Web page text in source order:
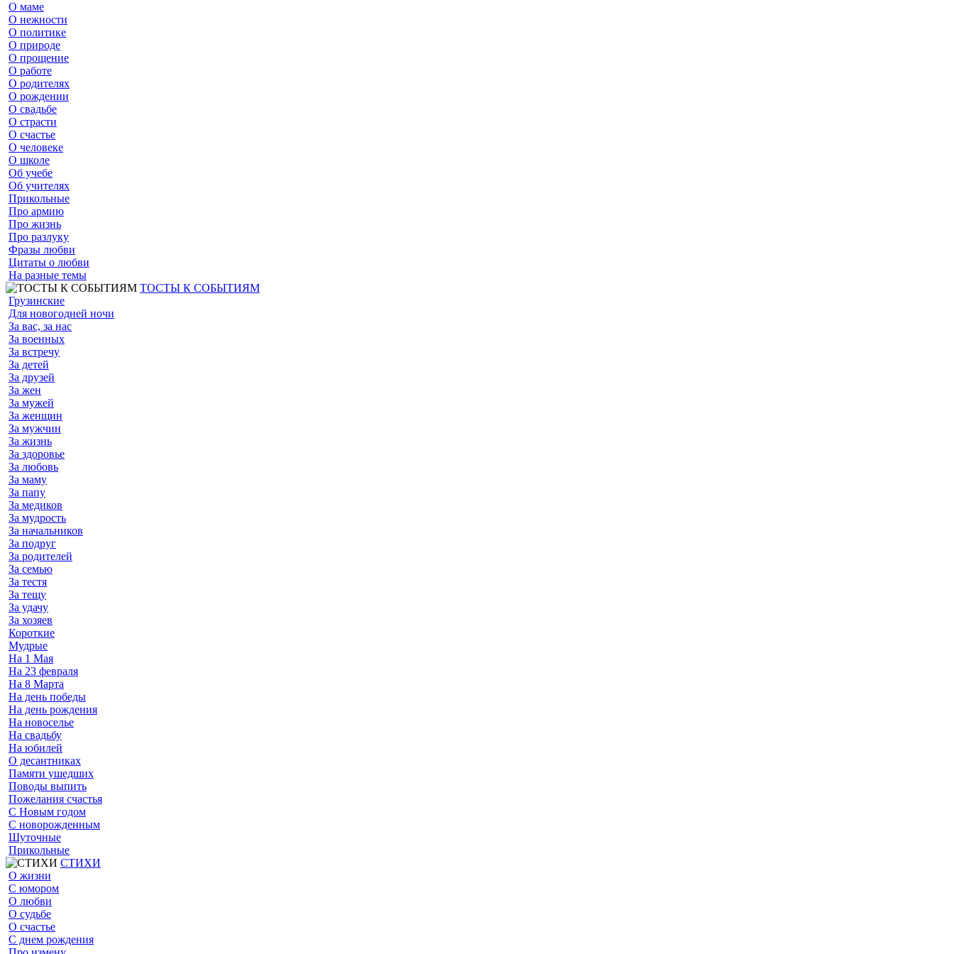
О маме
О нежности
О политике
О природе
О прощение
О работе
О родителях
О рождении
О свадьбе
О страсти
О счастье
О человеке
О школе
Об учебе
Об учителях
Прикольные
Про армию
Про жизнь
Про разлуку
Фразы любви
Цитаты о любви
На разные темы
ТОСТЫ К СОБЫТИЯМ
Грузинские
Для новогодней ночи
За вас, за нас
За военных
За встречу
За детей
За друзей
За жен
За мужей
За женщин
За мужчин
За жизнь
За здоровье
За любовь
За маму
За папу
За медиков
За мудрость
За начальников
За подруг
За родителей
За семью
За тестя
За тещу
За удачу
За хозяев
Короткие
Мудрые
На 1 Мая
На 23 февраля
На 8 Марта
На день победы
На день рождения
На новоселье
На свадьбу
На юбилей
О десантниках
Памяти ушедших
Поводы выпить
Пожелания счастья
С Новым годом
С новорожденным
Шуточные
Прикольные
СТИХИ
О жизни
С юмором
О любви
О судьбе
О счастье
С днем рождения